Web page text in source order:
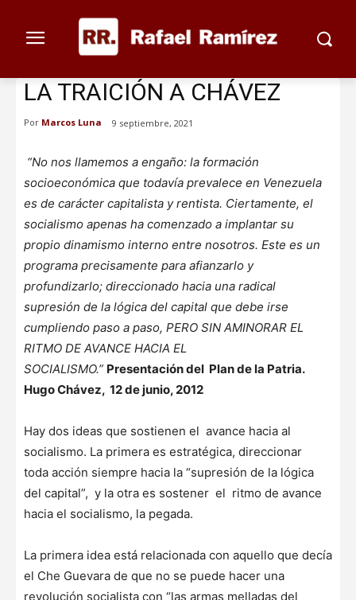
LA TRAICIÓN A CHÁVEZ
Por Marcos Luna 9 septiembre, 2021
“No nos llamemos a engaño: la formación
socioeconómica que todavía prevalece en Venezuela
es de carácter capitalista y rentista. Ciertamente, el
socialismo apenas ha comenzado a implantar su
propio dinamismo interno entre nosotros. Este es un
programa precisamente para afianzarlo y
profundizarlo; direccionado hacia una radical
supresión de la lógica del capital que debe irse
cumpliendo paso a paso, PERO SIN AMINORAR EL
RITMO DE AVANCE HACIA EL
SOCIALISMO.” Presentación del Plan de la Patria.
Hugo Chávez, 12 de junio, 2012
Hay dos ideas que sostienen el avance hacia al
socialismo. La primera es estratégica, direccionar
toda acción siempre hacia la “supresión de la lógica
del capital”, y la otra es sostener el ritmo de avance
hacia el socialismo, la pegada.
La primera idea está relacionada con aquello que decía
el Che Guevara de que no se puede hacer una
revolución socialista con “las armas melladas del